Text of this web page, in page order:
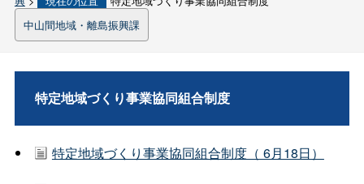
中山間地域・離島振興課
特定地域づくり事業協同組合制度
特定地域づくり事業協同組合制度（ 6月18日）